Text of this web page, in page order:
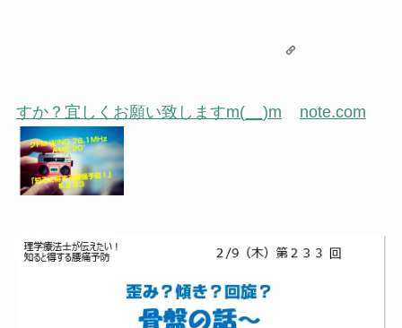
すか？宜しくお願い致しますm(__)m note.com